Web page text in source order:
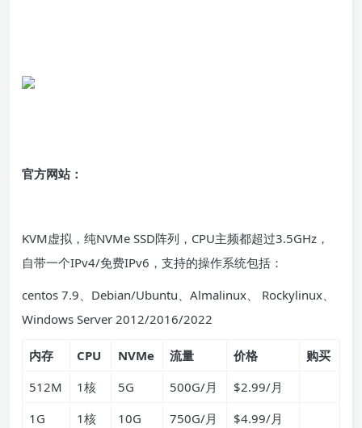
官方网站：
KVM虚拟，纯NVMe SSD阵列，CPU主频都超过3.5GHz，
自带一个IPv4/免费IPv6，支持的操作系统包括：
centos 7.9、Debian/Ubuntu、Almalinux、 Rockylinux、
Windows Server 2012/2016/2022
内存 CPU NVMe 流量 价格
购买
512M
1核 5G 500G/月
$2.99/月
1G
1核 10G 750G/月
$4.99/月